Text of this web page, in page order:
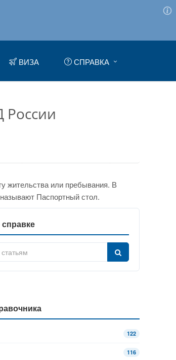
ВИЗА СПРАВКА
жительства или пребывания. В
Паспортный стол.
122
116